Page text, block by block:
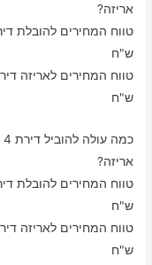
אריזה?
ש"ח
ש"ח
אריזה?
ש"ח
ש"ח